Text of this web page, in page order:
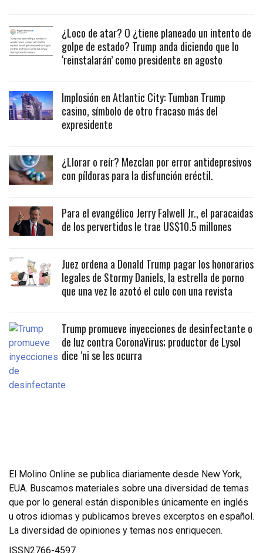
¿Loco de atar? O ¿tiene planeado un intento de
golpe de estado? Trump anda diciendo que lo
‘reinstalarán’ como presidente en agosto
Implosión en Atlantic City: Tumban Trump
casino, símbolo de otro fracaso más del
expresidente
¿Llorar o reír? Mezclan por error antidepresivos
con píldoras para la disfunción eréctil.
Para el evangélico Jerry Falwell Jr., el paracaidas
de los pervertidos le trae US$10.5 millones
Juez ordena a Donald Trump pagar los honorarios
legales de Stormy Daniels, la estrella de porno
que una vez le azotó el culo con una revista
Trump promueve inyecciones de desinfectante o
de luz contra CoronaVirus; productor de Lysol
dice ‘ni se les ocurra
El Molino Online se publica diariamente desde New York,
EUA. Buscamos materiales sobre una diversidad de temas
que por lo general están disponibles únicamente en inglés
u otros idiomas y publicamos breves excerptos en español.
La diversidad de opiniones y temas nos enriquecen.
ISSN2766-4597